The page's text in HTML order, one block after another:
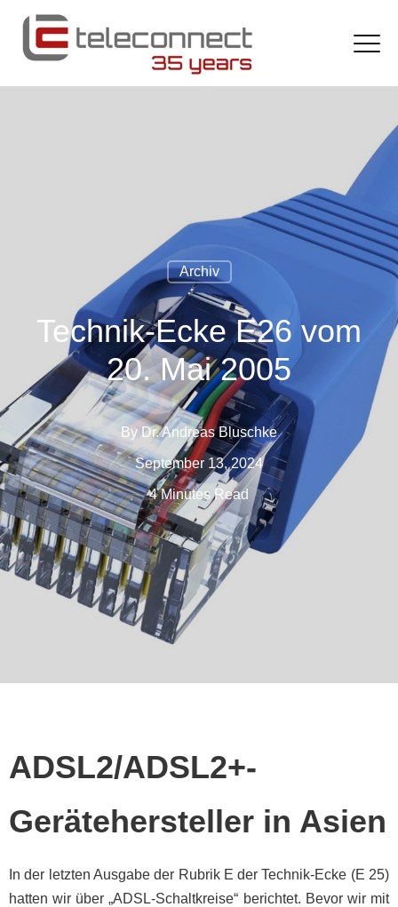
Archiv
Technik-Ecke E26 vom
20. Mai 2005
By Dr. Andreas Bluschke
September 13, 2024
4 Minutes Read
ADSL2/ADSL2+-
Gerätehersteller in Asien
In der letzten Ausgabe der Rubrik E der Technik-Ecke (E 25)
hatten wir über „ADSL-Schaltkreise“ berichtet. Bevor wir mit